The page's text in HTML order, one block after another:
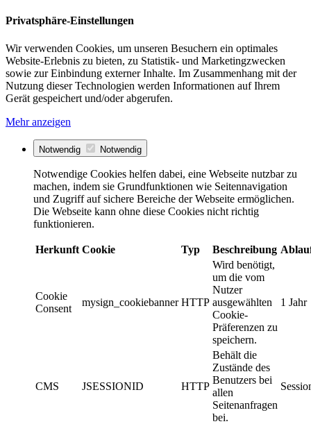
Privatsphäre-Einstellungen
Wir verwenden Cookies, um unseren Besuchern ein optimales
Website-Erlebnis zu bieten, zu Statistik- und Marketingzwecken
sowie zur Einbindung externer Inhalte. Im Zusammenhang mit der
Nutzung dieser Technologien werden Informationen auf Ihrem
Gerät gespeichert und/oder abgerufen.
Mehr anzeigen
Notwendig Notwendig
Notwendige Cookies helfen dabei, eine Webseite nutzbar zu
machen, indem sie Grundfunktionen wie Seitennavigation
und Zugriff auf sichere Bereiche der Webseite ermöglichen.
Die Webseite kann ohne diese Cookies nicht richtig
funktionieren.
Herkunft Cookie Typ Beschreibung
Cookie
Consent
mysign_cookiebanner HTTP
Wird benötigt,
um die vom
Nutzer
ausgewählten
Cookie-
Präferenzen zu
speichern.
1 Jahr
CMS JSESSIONID HTTP
Behält die
Zustände des
Benutzers bei
allen
Seitenanfragen
bei.